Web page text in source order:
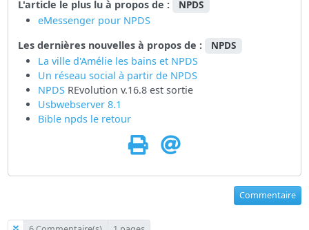
L'article le plus lu à propos de : NPDS
eMessenger pour NPDS
Les dernières nouvelles à propos de :
NPDS
La ville d'Amélie les bains et NPDS
Un réseau social à partir de NPDS
NPDSREvolution v.16.8 est sortie
Usbwebserver 8.1
Bible npds le retour
Commentaire